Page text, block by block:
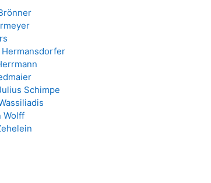
Hermansdorfer
Schimpe
Wolff